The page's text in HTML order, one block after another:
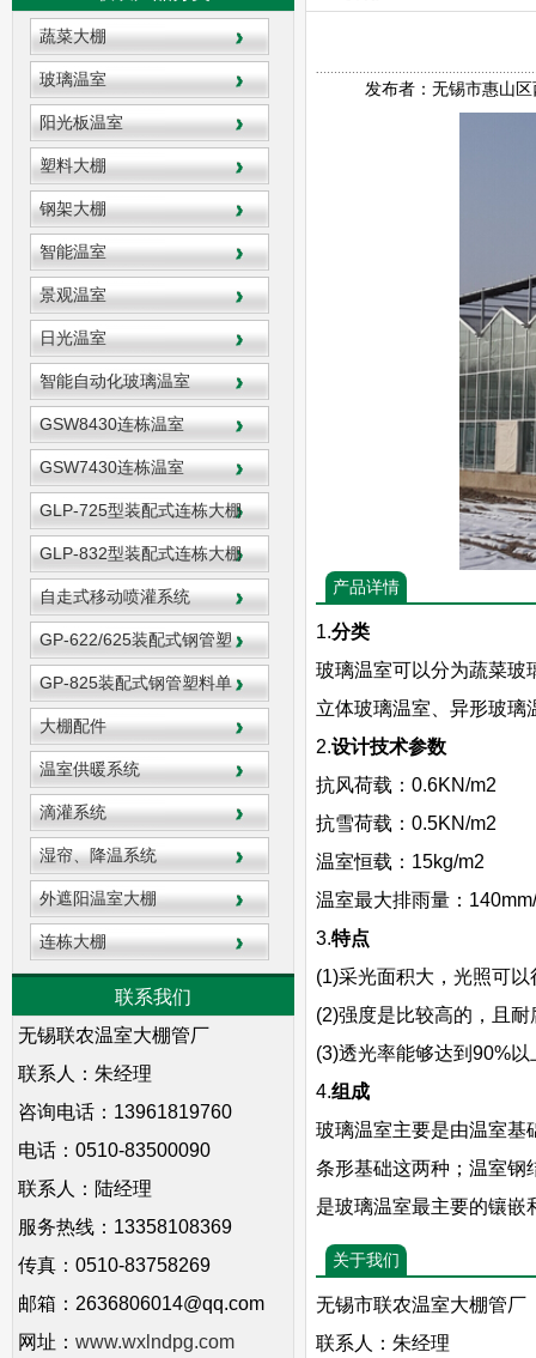
蔬菜大棚
玻璃温室
阳光板温室
塑料大棚
钢架大棚
智能温室
景观温室
日光温室
智能自动化玻璃温室
GSW8430连栋温室
GSW7430连栋温室
GLP-725型装配式连栋大棚
GLP-832型装配式连栋大棚
自走式移动喷灌系统
GP-622/625装配式钢管塑
GP-825装配式钢管塑料单
大棚配件
温室供暖系统
滴灌系统
湿帘、降温系统
外遮阳温室大棚
连栋大棚
联系我们
无锡联农温室大棚管厂
联系人：朱经理
咨询电话：13961819760
电话：0510-83500090
联系人：陆经理
服务热线：13358108369
传真：0510-83758269
邮箱：2636806014@qq.com
网址： www.wxlndpg.com
发布者：无锡市惠山
产品详情
1.分类
玻璃温室可以分为蔬菜玻
立体玻璃温室、异形玻璃
2.设计技术参数
抗风荷载：0.6KN/m2
抗雪荷载：0.5KN/m2
温室恒载：15kg/m2
温室最大排雨量：
3.特点
(1)采光面积大，光照可
(2)强度是比较高的，且
(3)透光率能够达到90%
4.组成
玻璃温室主要是由温室基
条形基础这两种；温室钢
是玻璃温室最主要的镶
关于我们
无锡市联农温室大棚管厂
联系人：朱经理